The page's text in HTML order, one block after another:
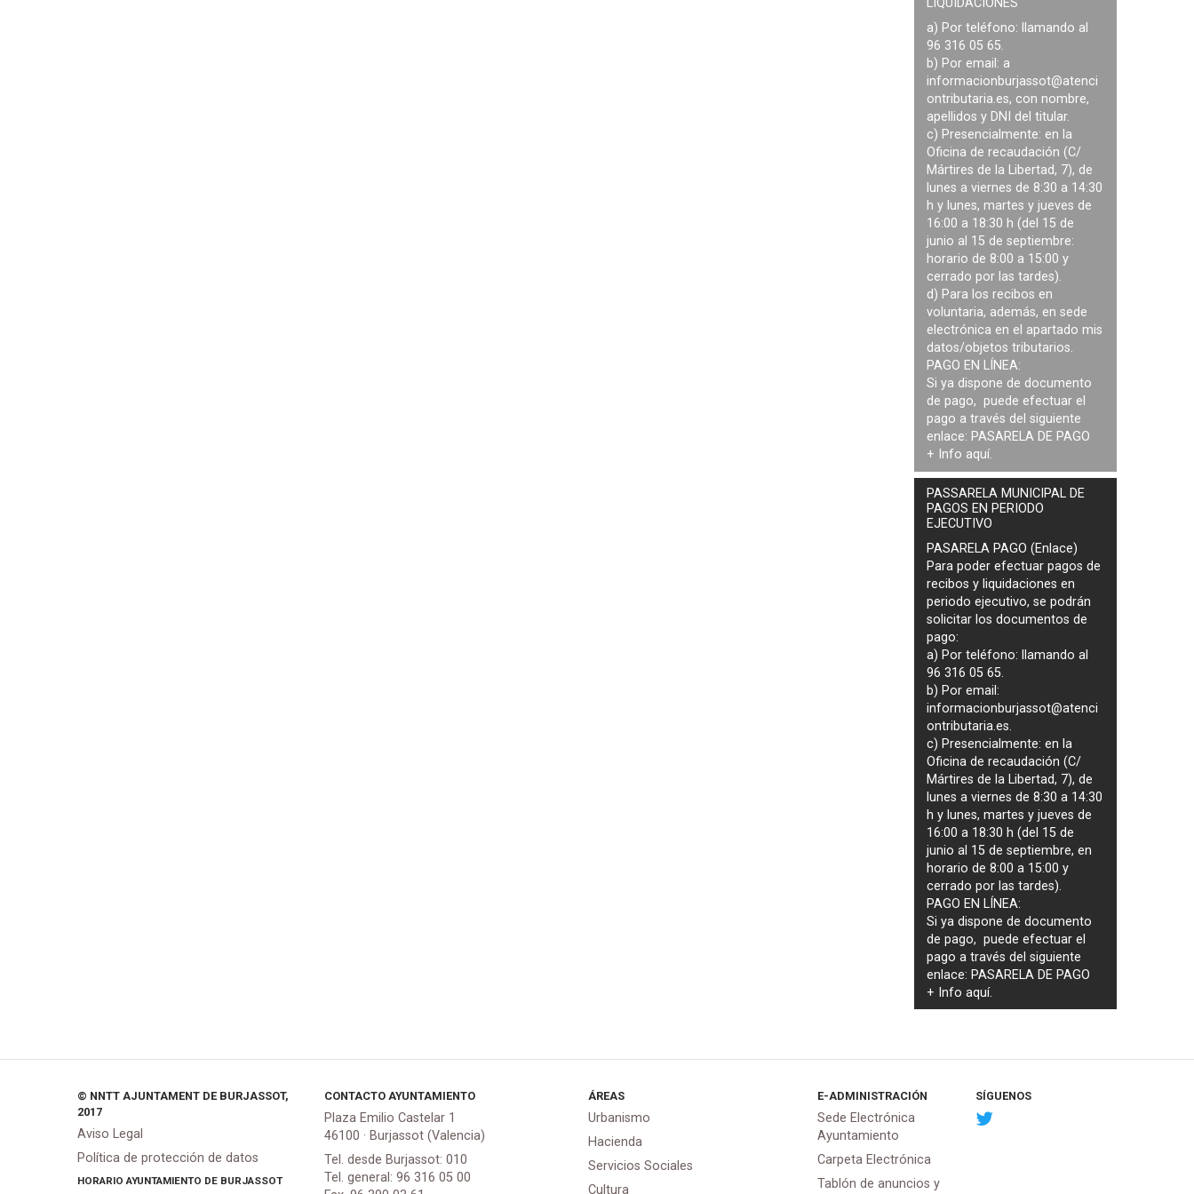
LIQUIDACIONES
a) Por teléfono: llamando al
96 316 05 65.
b) Por email: a
informacionburjassot@atenci
ontributaria.es, con nombre,
apellidos y DNI del titular.
c) Presencialmente: en la
Oficina de recaudación (C/
Mártires de la Libertad, 7), de
lunes a viernes de 8:30 a 14:30
h y lunes, martes y jueves de
16:00 a 18:30 h (del 15 de
junio al 15 de septiembre:
horario de 8:00 a 15:00 y
cerrado por las tardes).
d) Para los recibos en
voluntaria, además, en sede
electrónica en el apartado mis
datos/objetos tributarios.
PAGO EN LÍNEA:
Si ya dispone de documento
de pago, puede efectuar el
pago a través del siguiente
enlace: PASARELA DE PAGO
+ Info aquí.
PASSARELA MUNICIPAL DE
PAGOS EN PERIODO
EJECUTIVO
PASARELA PAGO (Enlace)
Para poder efectuar pagos de
recibos y liquidaciones en
periodo ejecutivo, se podrán
solicitar los documentos de
pago:
a) Por teléfono: llamando al
96 316 05 65.
b) Por email:
informacionburjassot@atenci
ontributaria.es.
c) Presencialmente: en la
Oficina de recaudación (C/
Mártires de la Libertad, 7), de
lunes a viernes de 8:30 a 14:30
h y lunes, martes y jueves de
16:00 a 18:30 h (del 15 de
junio al 15 de septiembre, en
horario de 8:00 a 15:00 y
cerrado por las tardes).
PAGO EN LÍNEA:
Si ya dispone de documento
de pago, puede efectuar el
pago a través del siguiente
enlace: PASARELA DE PAGO
+ Infoaquí.
© NNTT AJUNTAMENT DE BURJASSOT,
2017
Aviso Legal
Política de protección de datos
HORARIO AYUNTAMIENTO DE BURJASSOT
CONTACTO AYUNTAMIENTO
Plaza Emilio Castelar 1
46100 · Burjassot (Valencia)
Tel. desde Burjassot: 010
Tel. general: 96 316 05 00
ÁREAS
Urbanismo
Hacienda
Servicios Sociales
Cultura
E-ADMINISTRACIÓN
Sede Electrónica
Ayuntamiento
Carpeta Electrónica
Tablón de anuncios y
SÍGUENOS